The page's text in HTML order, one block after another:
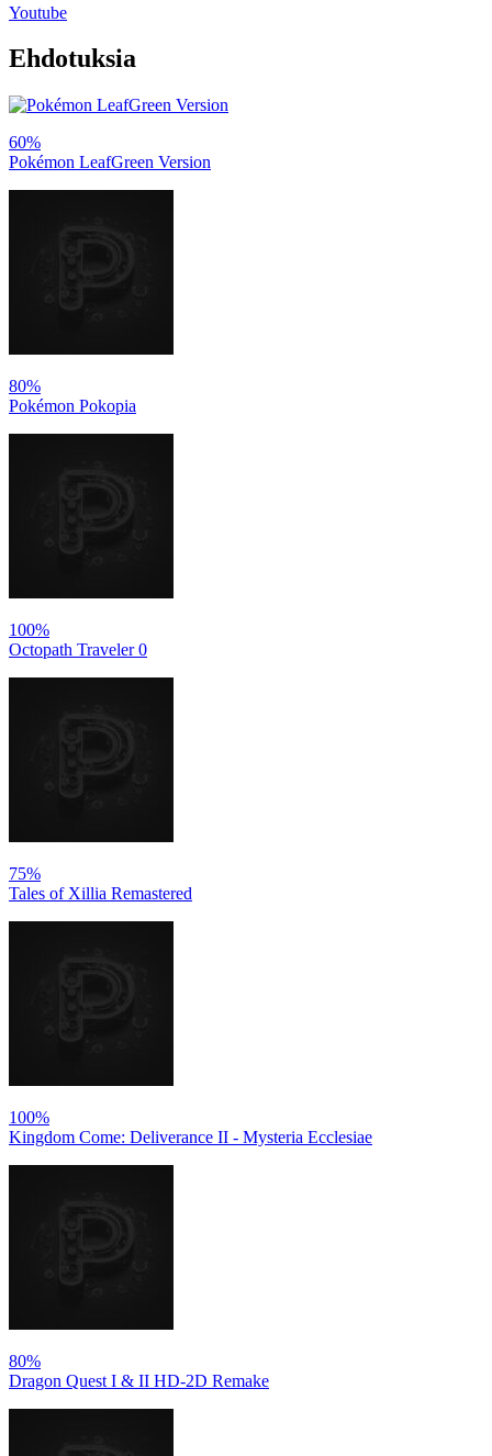
Youtube
Ehdotuksia
60%
Pokémon LeafGreen Version
80%
Pokémon Pokopia
100%
Octopath Traveler 0
75%
Tales of Xillia Remastered
100%
Kingdom Come: Deliverance II - Mysteria Ecclesiae
80%
Dragon Quest I & II HD-2D Remake